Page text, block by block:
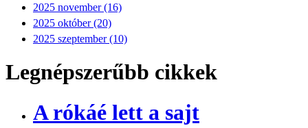
2025 november (16)
2025 október (20)
2025 szeptember (10)
Legnépszerűbb cikkek
A rókáé lett a sajt